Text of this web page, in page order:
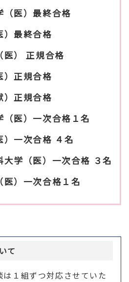
（医）最終合格
）最終合格
医） 正規合格
）正規合格
）正規合格
（医）一次合格１名
）一次合格 ４名
大学（医）一次合格 ３名
医）一次合格１名
て
１組ずつ対応させていた